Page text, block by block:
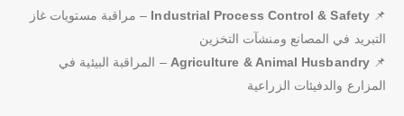
📌
Industrial Process Control & Safety – مراقبة مستويات غاز
التبريد في المصانع ومنشآت التخزين
📌
Agriculture & Animal Husbandry – المراقبة البيئية في
المزارع والدفيئات الزراعية